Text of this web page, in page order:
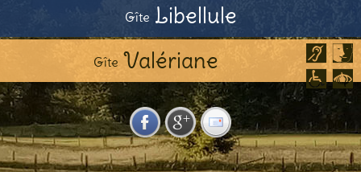
Gîte Libellule
Gîte Valériane